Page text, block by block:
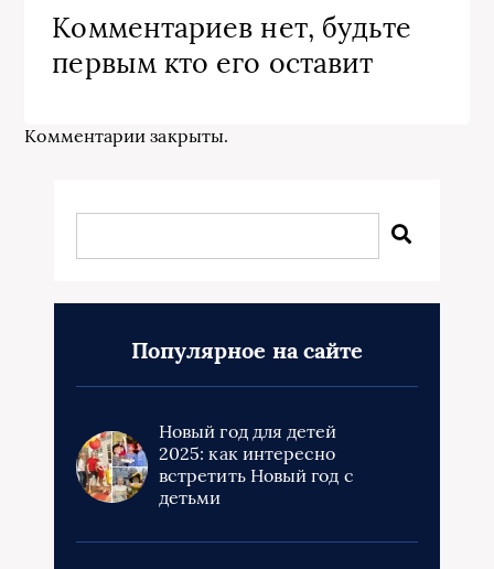
Комментариев нет, будьте
первым кто его оставит
Комментарии закрыты.
Популярное на сайте
Новый год для детей
2025: как интересно
встретить Новый год с
детьми